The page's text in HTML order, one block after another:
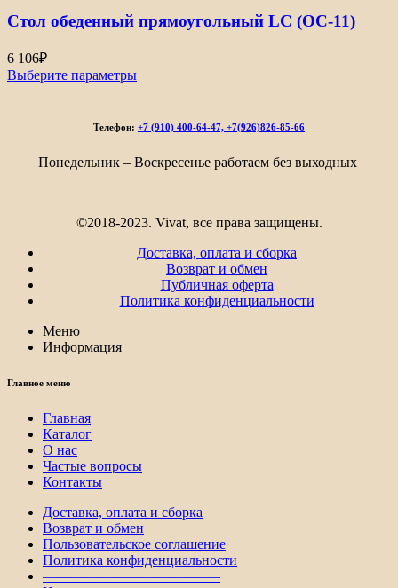
Стол обеденный прямоугольный LС (ОС-11)
6 106₽
Выберите параметры
Телефон: +7 (910) 400-64-47, +7(926)826-85-66
Понедельник – Воскресенье работаем без выходных
©2018-2023. Vivat, все права защищены.
Доставка, оплата и сборка
Возврат и обмен
Публичная оферта
Политика конфиденциальности
Меню
Информация
Главное меню
Главная
Каталог
О нас
Частые вопросы
Контакты
Доставка, оплата и сборка
Возврат и обмен
Пользовательское соглашение
Политика конфиденциальности
————————————–